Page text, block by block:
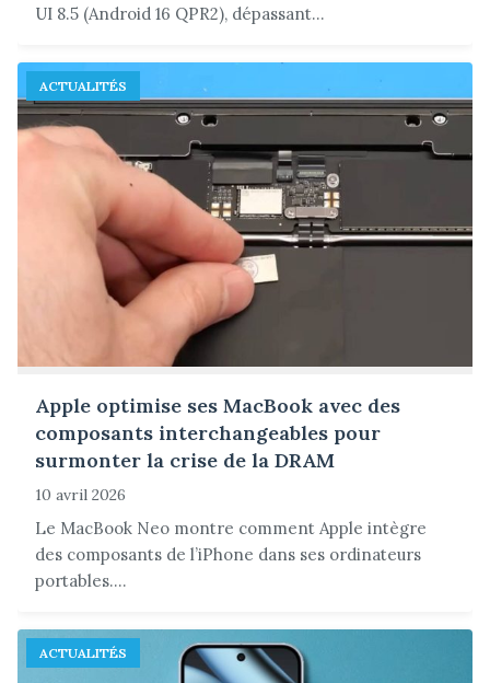
UI 8.5 (Android 16 QPR2), dépassant...
ACTUALITÉS
Apple optimise ses MacBook avec des
composants interchangeables pour
surmonter la crise de la DRAM
10 avril 2026
Le MacBook Neo montre comment Apple intègre
des composants de l’iPhone dans ses ordinateurs
portables....
ACTUALITÉS